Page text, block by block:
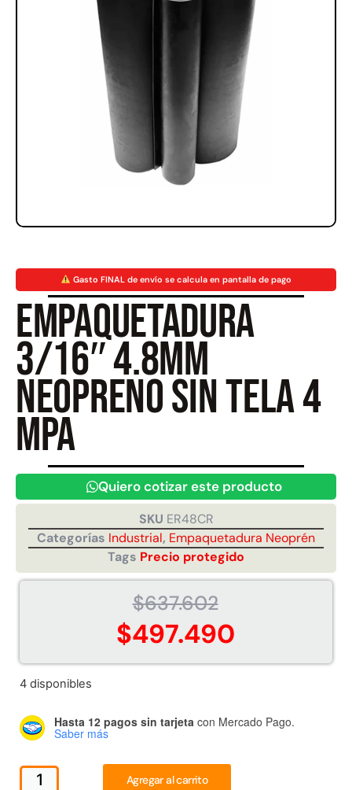
Gasto FINAL de envío se calcula en pantalla de pago
Empaquetadura
3/16″ 4.8mm
neopreno sin tela 4
MPA
Quiero cotizar este producto
SKU ER48CR
Categorías Industrial, Empaquetadura Neoprén
Tags Precio protegido
$637.602
$497.490
4 disponibles
Hasta 12 pagos sin tarjeta con Mercado Pago.
Saber más
Agregar al carrito
Rampa Móvil Hidráulica
carga 10ton
22.711.412
11.790.000
Juego Modular 35
QplayGround
5.926.486
Leer más
Juego Modular 40
QplayGround
$4.859.984
Leer más
Juego Modular 25
Agregar al carrito
Juego Modular 02
QplayGround
Juego Modular 01